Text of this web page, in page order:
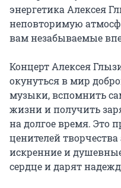
энергетика Алексея
неповторимую
вам незабываемые
Концерт Алексея
окунуться в мир
музыки, вспомнить
жизни и получить
на долгое время. Это
ценителей
искренние и
сердце и дарят